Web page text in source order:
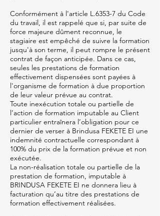
Conformément à l'article L.6353-7 du Code
du travail, il est rappelé que si, par suite de
force majeure dûment reconnue, le
stagiaire est empêché de suivre la formation
jusqu'à son terme, il peut rompre le présent
contrat de façon anticipée. Dans ce cas,
seules les prestations de formation
effectivement dispensées sont payées à
l'organisme de formation à due proportion
de leur valeur prévue au contrat.
Toute inexécution totale ou partielle de
l’action de formation imputable au Client
particulier entraînera l’obligation pour ce
dernier de verser à Brindusa FEKETE EI une
indemnité contractuelle correspondant à
100% du prix de la formation prévue et non
exécutée.
La non-réalisation totale ou partielle de la
prestation de formation, imputable à
BRINDUSA FEKETE EI ne donnera lieu à
facturation qu’au titre des prestations de
formation effectivement réalisées.